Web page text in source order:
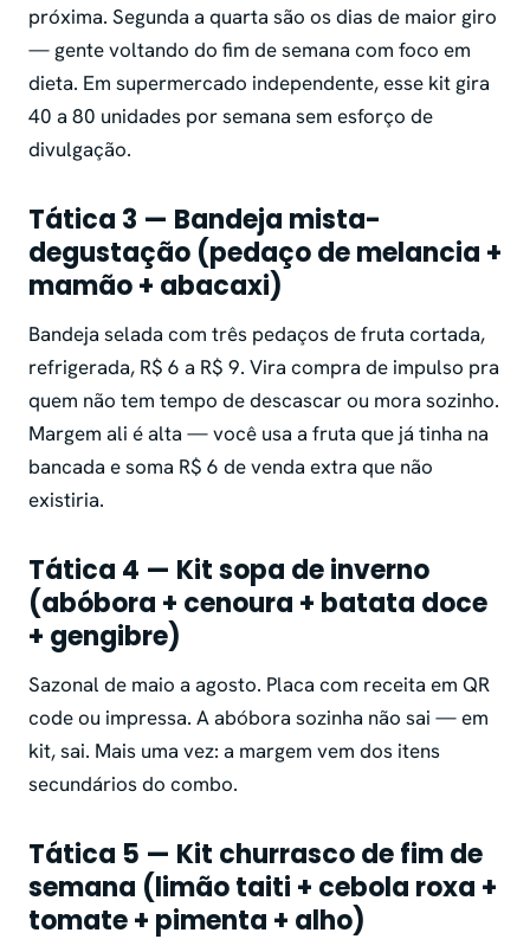
próxima. Segunda a quarta são os dias de maior giro
— gente voltando do fim de semana com foco em
dieta. Em supermercado independente, esse kit gira
40 a 80 unidades por semana sem esforço de
divulgação.
Tática 3 — Bandeja mista-
degustação (pedaço de melancia +
mamão + abacaxi)
Bandeja selada com três pedaços de fruta cortada,
refrigerada, R$ 6 a R$ 9. Vira compra de impulso pra
quem não tem tempo de descascar ou mora sozinho.
Margem ali é alta — você usa a fruta que já tinha na
bancada e soma R$ 6 de venda extra que não
existiria.
Tática 4 — Kit sopa de inverno
(abóbora + cenoura + batata doce
+ gengibre)
Sazonal de maio a agosto. Placa com receita em QR
code ou impressa. A abóbora sozinha não sai — em
kit, sai. Mais uma vez: a margem vem dos itens
secundários do combo.
Tática 5 — Kit churrasco de fim de
semana (limão taiti + cebola roxa +
tomate + pimenta + alho)